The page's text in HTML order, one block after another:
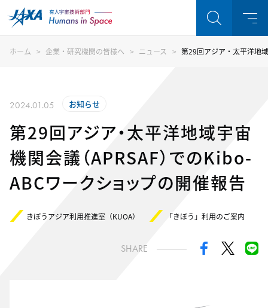
ホーム 企業・研究機関の皆様へ ニュース 第29回アジア・太平洋地
2024.01.05 お知らせ
第29回アジア・太平洋地域宇宙
機関会議（APRSAF）でのKibo-
ABCワークショップの開催報告
きぼうアジア利用推進室（KUOA） 「きぼう」利用のご案内
SHARE